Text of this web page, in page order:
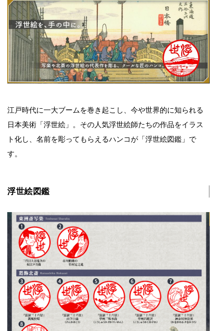
江戸時代に一大ブームを巻き起こし、今や世界的に知られる
日本美術「浮世絵」。その人気浮世絵師たちの作品をイラス
ト化し、名前を彫ってもらえるハンコが「浮世絵図鑑」で
す。
浮世絵図鑑